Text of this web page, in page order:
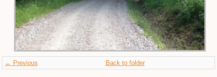
← Previous Back to folder